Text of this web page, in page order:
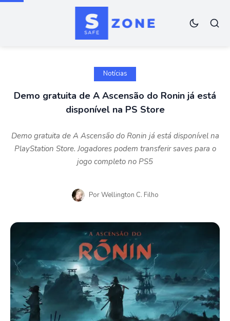
Notícias
Demo gratuita de A Ascensão do Ronin já está
disponível na PS Store
Demo gratuita de A Ascensão do Ronin já está disponível na
PlayStation Store. Jogadores podem transferir saves para o
jogo completo no PS5
PorWellington C. Filho